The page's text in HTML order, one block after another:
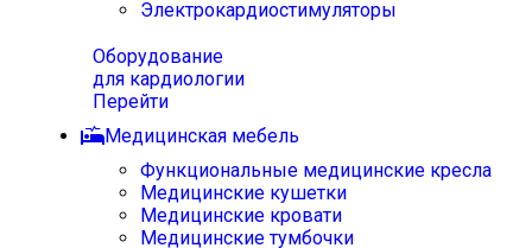
Электрокардиостимуляторы
Оборудование
для кардиологии
Перейти
Медицинская мебель
Функциональные медицинские кресла
Медицинские кушетки
Медицинские кровати
Медицинские тумбочки